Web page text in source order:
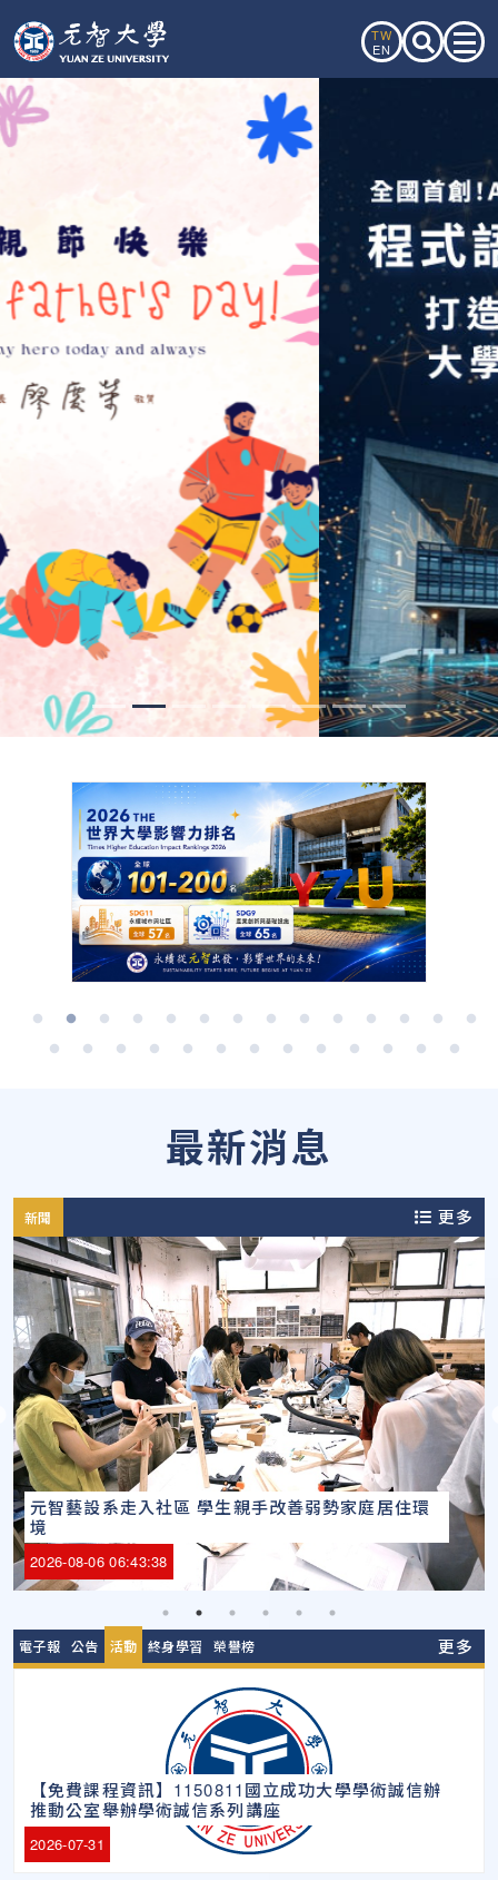
TW
EN
最新消息
新聞 更多
元智人社學院深化專業、接軌AI 培養新世代職場人
才
2026-08-06 06:45:30
元智藝設系走入社區 學生親手改善弱勢家庭居住環
境
2026-08-06 06:43:38
泰國KMUTT校長率團訪元智 見證實習成果深化雙聯
學位合作
2026-08-05 02:35:32
AI 時代，元智管院超前部署，打造接軌全球的未來
人才
2026-08-04 06:44:38
元智資工勇奪中國工程師學會學生論文競賽3獎項
2026-08-04 06:32:28
元智大學奪冠！台灣年薪最高私立大學 年賺破62
萬、企業愛用 輾壓老牌私校
2026-07-27 04:27:56
電子報 公告 活動 終身學習 榮譽榜 更多
【免費課程資訊】1150811國立成功大學學術誠信辦
推動公室舉辦學術誠信系列講座
2026-07-31